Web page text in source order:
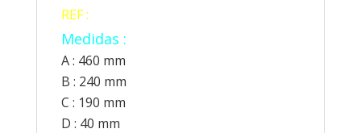
REF :
Medidas :
A : 460 mm
B : 240 mm
C : 190 mm
D : 40 mm